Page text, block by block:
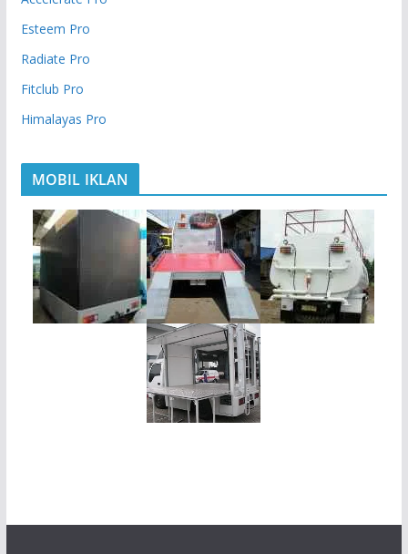
Esteem Pro
Radiate Pro
Fitclub Pro
Himalayas Pro
MOBIL IKLAN